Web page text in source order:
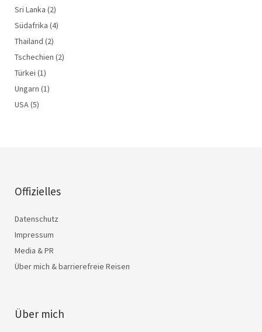
Sri Lanka (2)
Südafrika (4)
Thailand (2)
Tschechien (2)
Türkei (1)
Ungarn (1)
USA (5)
Offizielles
Datenschutz
Impressum
Media & PR
Über mich & barrierefreie Reisen
Über mich